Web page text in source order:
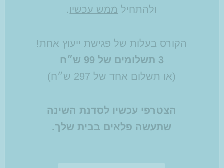
ולהתחיל ממש עכשיו.
הקורס בעלות של פגישת ייעוץ אחת!
3 תשלומים של 99 ש״ח
(או תשלום אחד של 297 ש״ח)
הצטרפי עכשיו לסדנת השינה
שתעשה פלאים בבית שלך.